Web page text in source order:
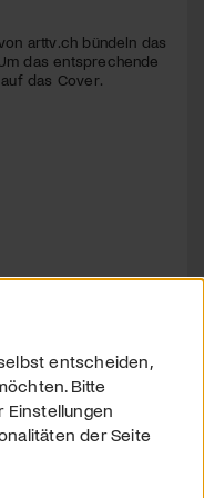
arttv.ch bündeln das
das entsprechende
das Cover.
entscheiden,
Bitte
Einstellungen
der Seite